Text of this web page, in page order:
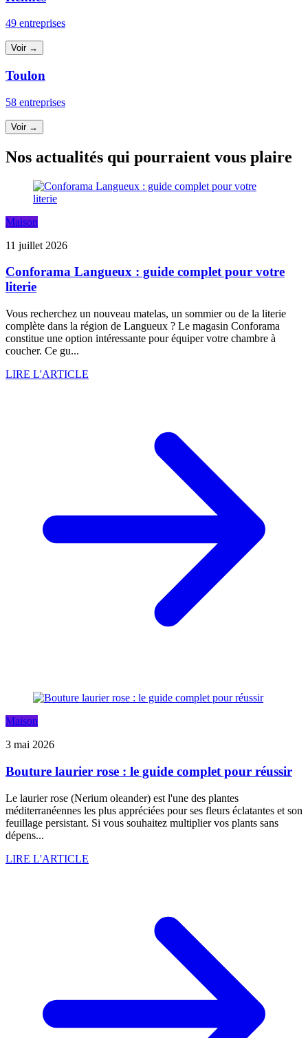
49 entreprises
Voir →
Toulon
58 entreprises
Voir →
Nos actualités qui pourraient vous plaire
Maison
11 juillet 2026
Conforama Langueux : guide complet pour votre
literie
Vous recherchez un nouveau matelas, un sommier ou de la literie
complète dans la région de Langueux ? Le magasin Conforama
constitue une option intéressante pour équiper votre chambre à
coucher. Ce gu...
LIRE L'ARTICLE
Maison
3 mai 2026
Bouture laurier rose : le guide complet pour réussir
Le laurier rose (Nerium oleander) est l'une des plantes
méditerranéennes les plus appréciées pour ses fleurs éclatantes et son
feuillage persistant. Si vous souhaitez multiplier vos plants sans
dépens...
LIRE L'ARTICLE